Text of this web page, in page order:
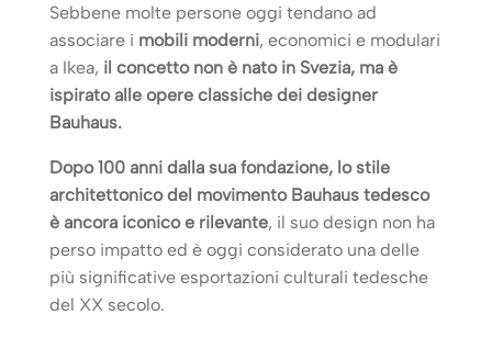
Sebbene molte persone oggi tendano ad
associare i mobili moderni, economici e modulari
a Ikea, il concetto non è nato in Svezia, ma è
ispirato alle opere classiche dei designer
Bauhaus.
Dopo 100 anni dalla sua fondazione, lo stile
architettonico del movimento Bauhaus tedesco
è ancora iconico e rilevante, il suo design non ha
perso impatto ed è oggi considerato una delle
più significative esportazioni culturali tedesche
del XX secolo.